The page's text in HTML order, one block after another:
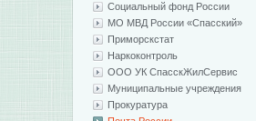
Социальный фонд России
МО МВД России «Спасский»
Приморскстат
Наркоконтроль
ООО УК СпасскЖилСервис
Муниципальные учреждения
Прокуратура